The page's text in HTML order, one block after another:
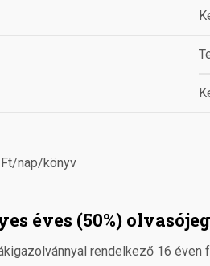
nap/könyv
éves (50%)
rendelkező 16